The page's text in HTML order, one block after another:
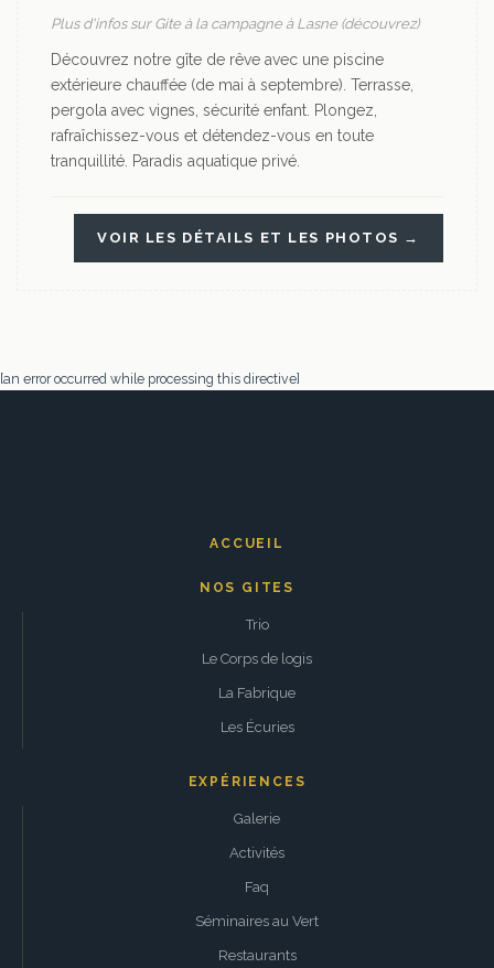
Plus d'infos sur Gite à la campagne à Lasne (découvrez)
Découvrez notre gîte de rêve avec une piscine
extérieure chauffée (de mai à septembre). Terrasse,
pergola avec vignes, sécurité enfant. Plongez,
rafraîchissez-vous et détendez-vous en toute
tranquillité. Paradis aquatique privé.
VOIR LES DÉTAILS ET LES PHOTOS →
[an error occurred while processing this directive]
ACCUEIL
NOS GITES
Trio
Le Corps de logis
La Fabrique
Les Écuries
EXPÉRIENCES
Galerie
Activités
Faq
Séminaires au Vert
Restaurants